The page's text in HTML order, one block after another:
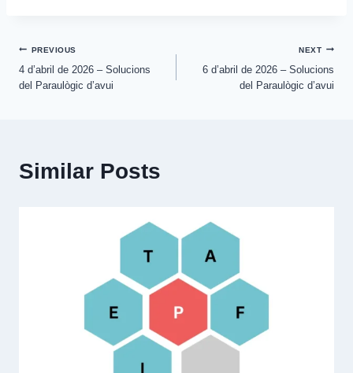
Post
navigation
PREVIOUS
4 d’abril de 2026 – Solucions
del Paraulògic d’avui
NEXT
6 d’abril de 2026 – Solucions
del Paraulògic d’avui
Similar Posts